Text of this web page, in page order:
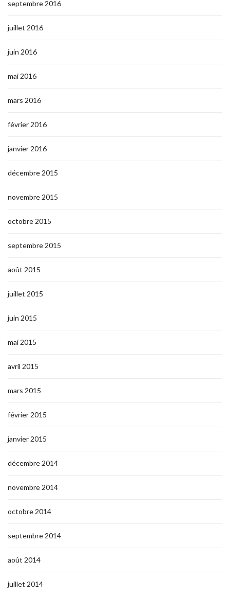
septembre 2016
juillet 2016
juin 2016
mai 2016
mars 2016
février 2016
janvier 2016
décembre 2015
novembre 2015
octobre 2015
septembre 2015
août 2015
juillet 2015
juin 2015
mai 2015
avril 2015
mars 2015
février 2015
janvier 2015
décembre 2014
novembre 2014
octobre 2014
septembre 2014
août 2014
juillet 2014